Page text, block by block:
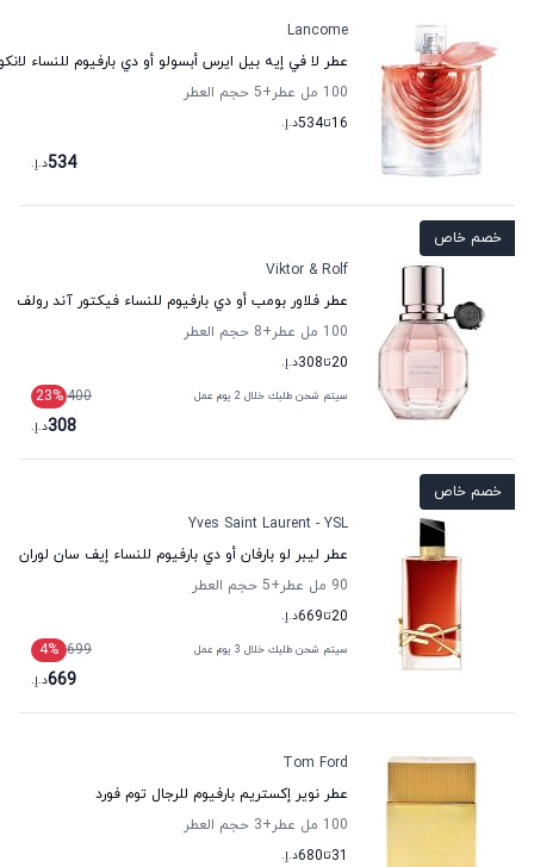
Lancome
عطر لا في إيه بيل ايرس أبسولو أو دي بارفيوم للنساء
100 مل عطر
+5
حجم العطر
16تا534د.إ.
534د.إ.
خصم خاص
Viktor & Rolf
عطر فلاور بومب أو دي بارفيوم للنساء فيكتور آند رولف
100 مل عطر
+8
حجم العطر
20تا308د.إ.
سيتم شحن طلبك خلال 2 يوم عمل 400
23%
308د.إ.
خصم خاص
Yves Saint Laurent - YSL
عطر ليبر لو بارفان أو دي بارفيوم للنساء إيف سان لوران
90 مل عطر
+5
حجم العطر
20تا669د.إ.
سيتم شحن طلبك خلال 3 يوم عمل 699
4%
669د.إ.
Tom Ford
عطر نوير إكستريم بارفيوم للرجال توم فورد
100 مل عطر
+3
حجم العطر
31تا680د.إ.